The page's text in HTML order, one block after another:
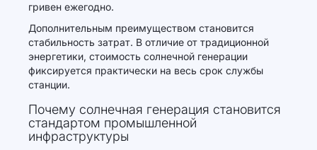
гривен ежегодно.
Дополнительным преимуществом становится
стабильность затрат. В отличие от традиционной
энергетики, стоимость солнечной генерации
фиксируется практически на весь срок службы
станции.
Почему солнечная генерация становится
стандартом промышленной
инфраструктуры